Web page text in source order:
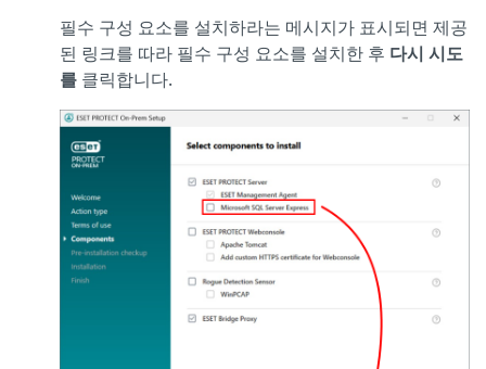
필수 구성 요소를 설치하라는 메시지가 표시되면 제공
된 링크를 따라 필수 구성 요소를 설치한 후 다시 시도
를 클릭합니다.